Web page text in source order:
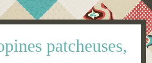
patcheuses,